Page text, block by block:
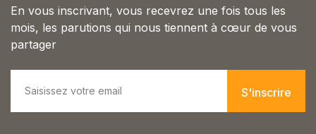
En vous inscrivant, vous recevrez une fois tous les
mois, les parutions qui nous tiennent à cœur de vous
partager
i
S'inscrire